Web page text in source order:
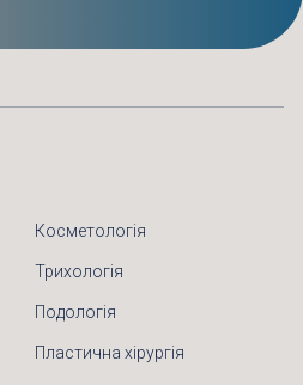
Косметологія
Трихологія
Подологія
Пластична хірургія